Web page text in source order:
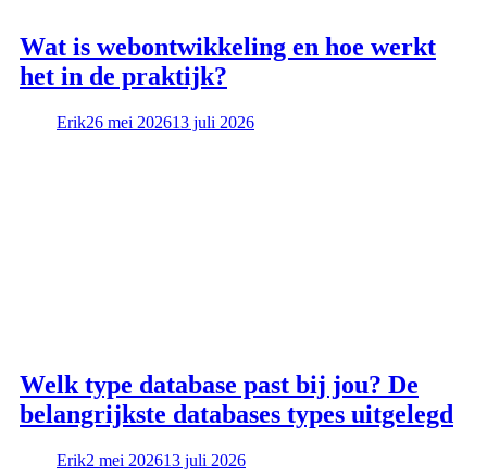
Wat is webontwikkeling en hoe werkt
het in de praktijk?
Erik26 mei 202613 juli 2026
Welk type database past bij jou? De
belangrijkste databases types uitgelegd
Erik2 mei 202613 juli 2026